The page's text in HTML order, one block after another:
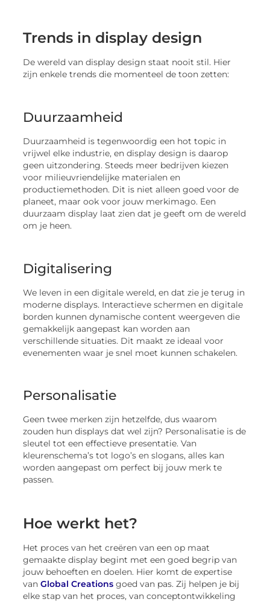
Trends in display design
De wereld van display design staat nooit stil. Hier
zijn enkele trends die momenteel de toon zetten:
Duurzaamheid
Duurzaamheid is tegenwoordig een hot topic in
vrijwel elke industrie, en display design is daarop
geen uitzondering. Steeds meer bedrijven kiezen
voor milieuvriendelijke materialen en
productiemethoden. Dit is niet alleen goed voor de
planeet, maar ook voor jouw merkimago. Een
duurzaam display laat zien dat je geeft om de wereld
om je heen.
Digitalisering
We leven in een digitale wereld, en dat zie je terug in
moderne displays. Interactieve schermen en digitale
borden kunnen dynamische content weergeven die
gemakkelijk aangepast kan worden aan
verschillende situaties. Dit maakt ze ideaal voor
evenementen waar je snel moet kunnen schakelen.
Personalisatie
Geen twee merken zijn hetzelfde, dus waarom
zouden hun displays dat wel zijn? Personalisatie is de
sleutel tot een effectieve presentatie. Van
kleurenschema’s tot logo’s en slogans, alles kan
worden aangepast om perfect bij jouw merk te
passen.
Hoe werkt het?
Het proces van het creëren van een op maat
gemaakte display begint met een goed begrip van
jouw behoeften en doelen. Hier komt de expertise
vanGlobal Creations goed van pas. Zij helpen je bij
elke stap van het proces, van conceptontwikkeling